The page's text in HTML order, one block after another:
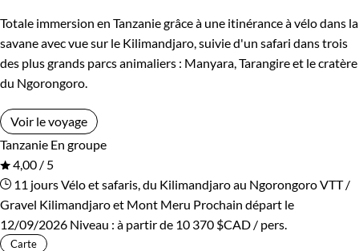
Totale immersion en Tanzanie grâce à une itinérance à vélo dans la
savane avec vue sur le Kilimandjaro, suivie d'un safari dans trois
des plus grands parcs animaliers : Manyara, Tarangire et le cratère
du Ngorongoro.
Voir le voyage
Tanzanie En groupe
4,00 / 5
11 joursVélo et safaris, du Kilimandjaro au NgorongoroVTT /
Gravel Kilimandjaro et Mont Meru Prochain départ le
12/09/2026 Niveau : à partir de 10 370 $CAD / pers.
Carte